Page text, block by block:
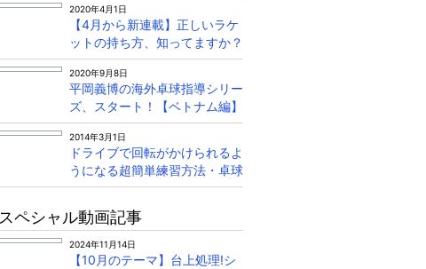
2020年4月1日
【4月から新連載】正しいラケ
ットの持ち方、知ってますか？
平岡義博がグリップから丁寧に
解説！
2020年9月8日
平岡義博の海外卓球指導シリー
ズ、スタート！【ベトナム編】
2014年3月1日
ドライブで回転がかけられるよ
うになる超簡単練習方法・卓球
三昧 大村拓己コーチ
スペシャル動画記事
2024年11月14日
【10月のテーマ】台上処理!シ